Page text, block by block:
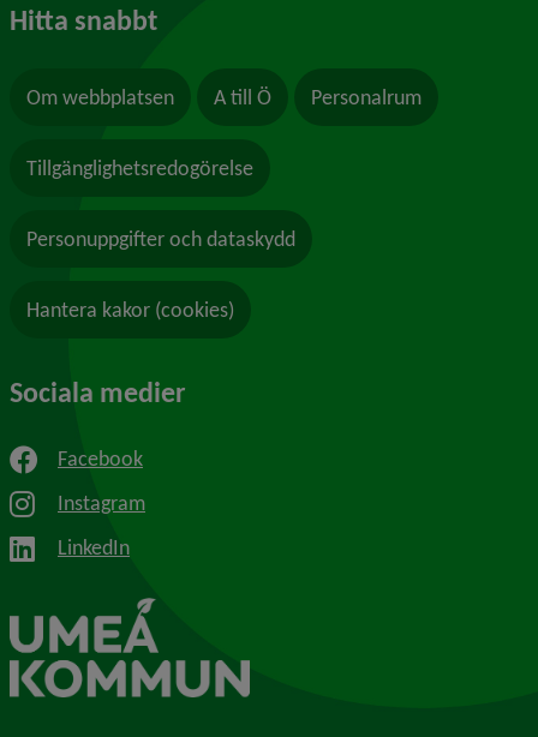
Hitta snabbt
Om webbplatsen A till Ö Personalrum
Tillgänglighetsredogörelse
Personuppgifter och dataskydd
Hantera kakor (cookies)
Sociala medier
Facebook
Instagram
LinkedIn